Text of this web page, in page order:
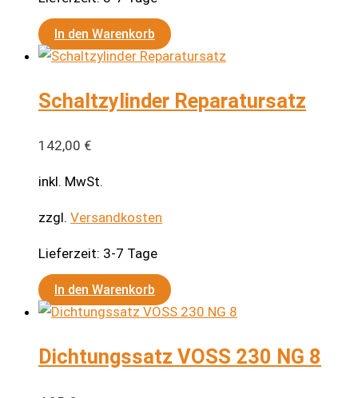
In den Warenkorb
Schaltzylinder Reparatursatz
142,00 €
inkl. MwSt.
zzgl. Versandkosten
Lieferzeit: 3-7 Tage
In den Warenkorb
Dichtungssatz VOSS 230 NG 8